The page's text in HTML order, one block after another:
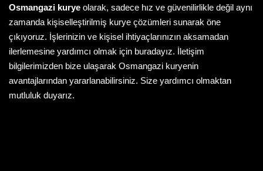
Osmangazi kurye olarak, sadece hız ve güvenilirlikle değil aynı
zamanda kişiselleştirilmiş kurye çözümleri sunarak öne
çıkıyoruz. İşlerinizin ve kişisel ihtiyaçlarınızın aksamadan
ilerlemesine yardımcı olmak için buradayız. İletişim
bilgilerimizden bize ulaşarak Osmangazi kuryenin
avantajlarından yararlanabilirsiniz. Size yardımcı olmaktan
mutluluk duyarız.